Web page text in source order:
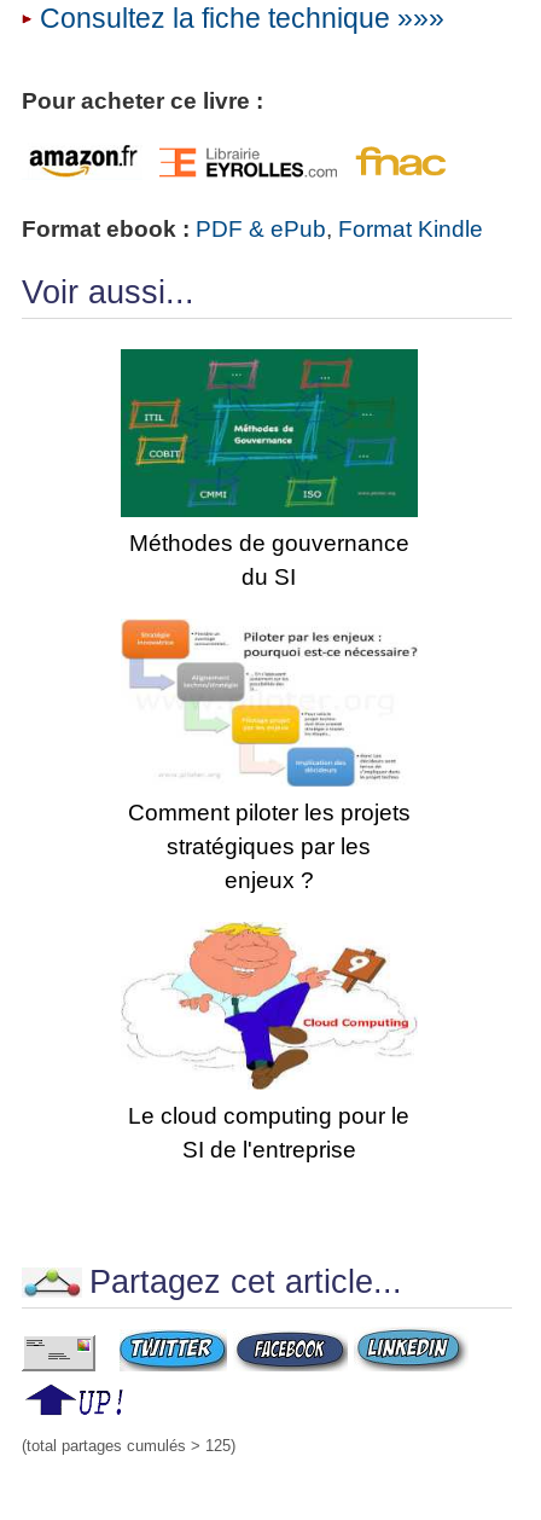
Consultez la fiche technique »»»
Pour acheter ce livre :
Format ebook : PDF & ePub, Format Kindle
Voir aussi...
Méthodes de gouvernance
du SI
Comment piloter les projets
stratégiques par les
enjeux ?
Le cloud computing pour le
SI de l'entreprise
Partagez cet article...
(total partages cumulés > 125)